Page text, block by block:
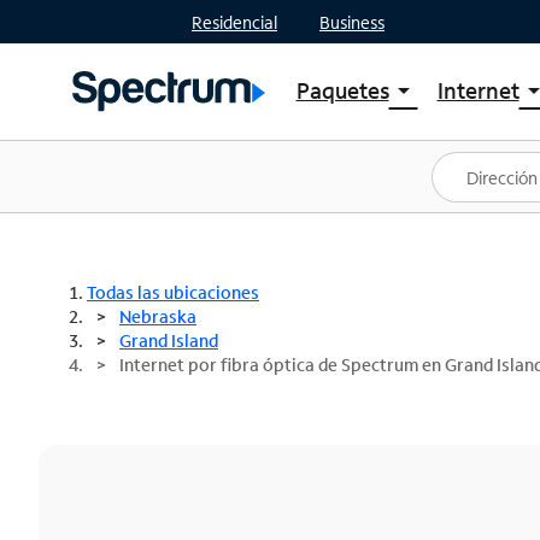
Residencial Business
Paquetesarrow_drop_down
Ver paquetes
Spectrum One
Mejores ofertas
Internetarrow_drop_down
Planes
Todas las ubicaciones
Nebraska
Grand Island
Internet por fibra óptica de Spectrum en Grand